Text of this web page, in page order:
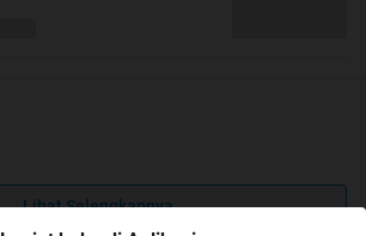
Lihat Selengkapnya